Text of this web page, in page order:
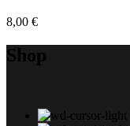
8,00 €
Shop